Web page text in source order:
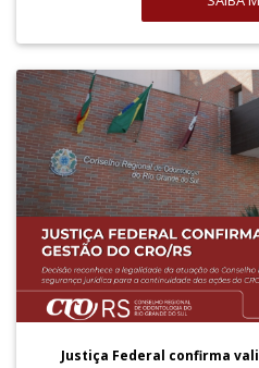
Justiça Federal confirma